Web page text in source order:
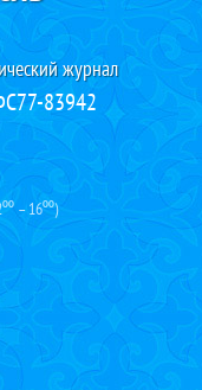
журнал
83942
– 16⁰⁰)